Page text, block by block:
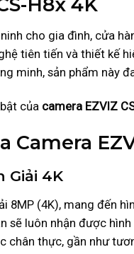
cho gia đình, cửa
tiên tiến và thiết kế
minh, sản phẩm
của camera EZVIZ
Camera
Giải 4K
8MP (4K), mang đến
sẽ luôn nhận được
chân thực, gần như